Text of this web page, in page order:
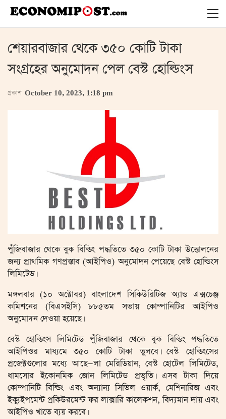
শেয়ারবাজার থেকে ৩৫০ কোটি টাকা
সংগ্রহের অনুমোদন পেল বেস্ট হোল্ডিংস
প্রকাশ October 10, 2023, 1:18 pm
পুঁজিবাজার থেকে বুক বিল্ডিং পদ্ধতিতে ৩৫০ কোটি টাকা উত্তোলনের
জন্য প্রাথমিক গণপ্রস্তাব (আইপিও) অনুমোদন পেয়েছে বেস্ট হোল্ডিংস
লিমিটেড।
মঙ্গলবার (১০ অক্টোবর) বাংলাদেশ সিকিউরিটিজ অ্যান্ড এক্সচেঞ্জ
কমিশনের (বিএসইসি) ৮৮৫তম সভায় কোম্পানিটির আইপিও
অনুমোদন দেওয়া হয়েছে।
বেস্ট হোল্ডিংস লিমিটেড পুঁজিবাজার থেকে বুক বিল্ডিং পদ্ধতিতে
আইপিওর মাধ্যমে ৩৫০ কোটি টাকা তুলবে। বেস্ট হোল্ডিংসের
প্রজেক্টগুলোর মধ্যে আছে—লা মেরিডিয়ান, বেস্ট হোটেল লিমিটেড,
ধামসোর ইকোনমিক জোন লিমিটেড প্রভৃতি। এসব টাকা দিয়ে
কোম্পানিটি বিল্ডিং এবং অন্যান্য সিভিল ওয়ার্ক, মেশিনারিজ এবং
ইক্যুইপমেন্ট প্রকিউরমেন্ট ফর লাক্সারি কালেকশন, বিদ্যমান দায় এবং
আইপিও খাতে ব্যয় করবে।